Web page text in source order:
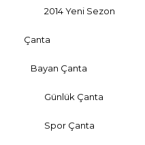
2014 Yeni Sezon
Çanta
Bayan Çanta
Günlük Çanta
Spor Çanta